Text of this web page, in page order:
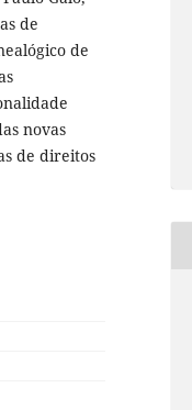
de
de
novas
de direitos